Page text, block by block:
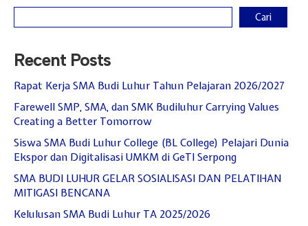
Cari
Recent Posts
Rapat Kerja SMA Budi Luhur Tahun Pelajaran 2026/2027
Farewell SMP, SMA, dan SMK Budiluhur Carrying Values
Creating a Better Tomorrow
Siswa SMA Budi Luhur College (BL College) Pelajari Dunia
Ekspor dan Digitalisasi UMKM di GeTI Serpong
SMA BUDI LUHUR GELAR SOSIALISASI DAN PELATIHAN
MITIGASI BENCANA
Kelulusan SMA Budi Luhur TA 2025/2026